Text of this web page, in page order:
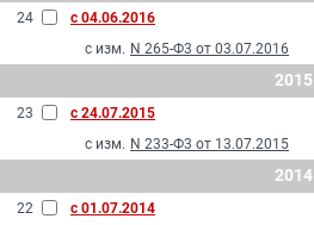
24
с 04.06.2016
с изм. N 265-Ф3 от 03.07.2016
2015
23
с 24.07.2015
с изм. N 233-Ф3 от 13.07.2015
2014
22
с 01.07.2014